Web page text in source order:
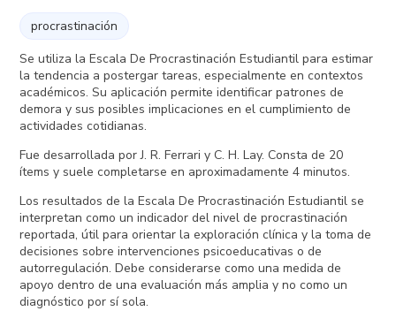
procrastinación
Se utiliza la Escala De Procrastinación Estudiantil para estimar
la tendencia a postergar tareas, especialmente en contextos
académicos. Su aplicación permite identificar patrones de
demora y sus posibles implicaciones en el cumplimiento de
actividades cotidianas.
Fue desarrollada por J. R. Ferrari y C. H. Lay. Consta de 20
ítems y suele completarse en aproximadamente 4 minutos.
Los resultados de la Escala De Procrastinación Estudiantil se
interpretan como un indicador del nivel de procrastinación
reportada, útil para orientar la exploración clínica y la toma de
decisiones sobre intervenciones psicoeducativas o de
autorregulación. Debe considerarse como una medida de
apoyo dentro de una evaluación más amplia y no como un
diagnóstico por sí sola.